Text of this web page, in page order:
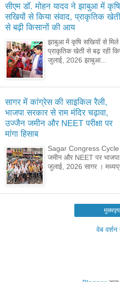
सीएम डॉ. मोहन यादव ने झाबुआ में कृषि
सखियों से किया संवाद, प्राकृतिक खेती
से बढ़ी किसानों की आय
झाबुआ में कृषि सखियों से मिले
प्राकृतिक खेती से बढ़ रही
जुलाई, 2026 झाबुआ...
सागर में कांग्रेस की साइकिल रैली,
भाजपा सरकार से राम मंदिर चढ़ावा,
उज्जैन जमीन और NEET परीक्षा पर
मांगा हिसाब
Sagar Congress Cycle
जमीन और NEET पर भाजपा
जुलाई, 2026 सागर ।
वेब